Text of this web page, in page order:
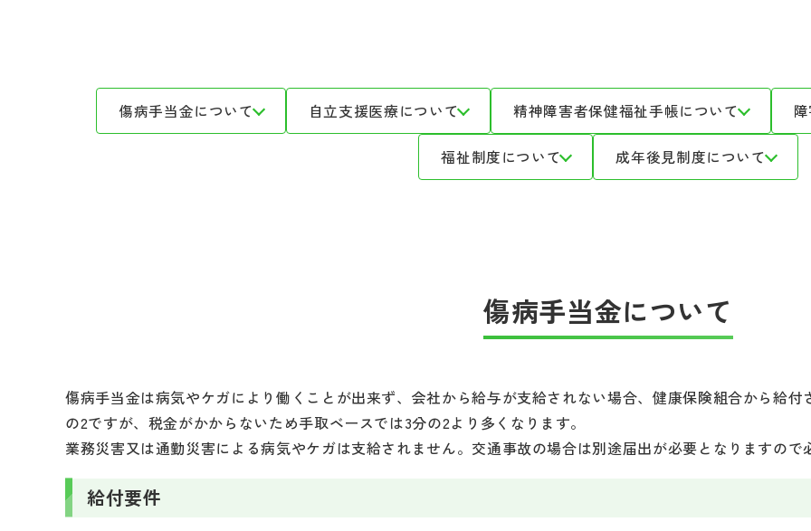
傷病手当金について 自立支援医療について 精神障害者保健福祉手帳について
福祉制度について 成年後見制度について
傷病手当金について
傷病手当金は病気やケガにより働くことが出来ず、会社から給与が支給されない場合、健康保険組合から給
の2ですが、税金がかからないため手取ベースでは3分の2より多くなります。
業務災害又は通勤災害による病気やケガは支給されません。交通事故の場合は別途届出が必要となりますの
給付要件